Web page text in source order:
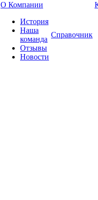
О Компании
История
Наша
команда
Отзывы
Новости
Справочник